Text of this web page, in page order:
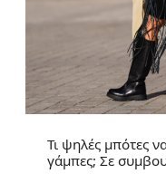
Τι ψηλές μπότες
γάμπες; Σε